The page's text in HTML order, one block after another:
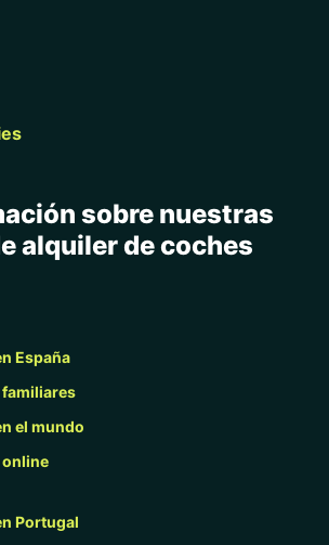
sobre nuestras
alquiler de coches
España
el mundo
online
Portugal